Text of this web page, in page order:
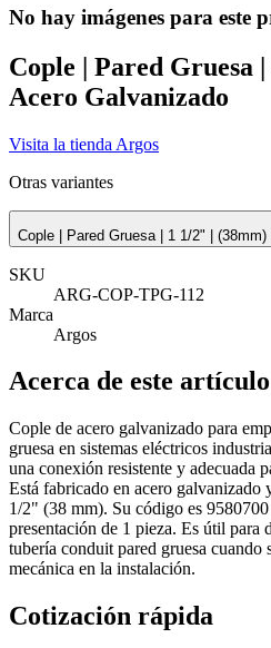
No hay imágenes para este
Cople | Pared Gruesa
Acero Galvanizado
Visita la tienda Argos
Otras variantes
Cople | Pared Gruesa | 1 1/2" |
SKU
ARG-COP-TPG-112
Marca
Argos
Acerca de este artículo
Cople de acero galvanizado para
gruesa en sistemas eléctricos
una conexión resistente y adecuada
Está fabricado en acero galvanizado
1/2" (38 mm). Su código es
presentación de 1 pieza. Es útil para
tubería conduit pared gruesa cuando
mecánica en la instalación.
Cotización rápida